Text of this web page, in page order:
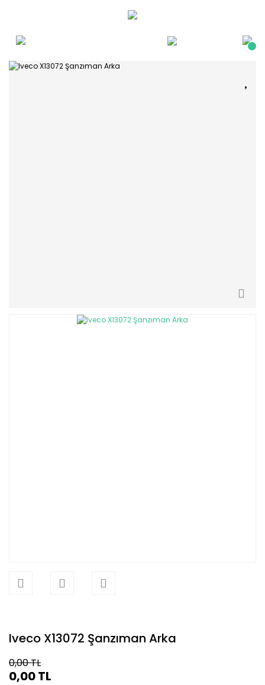
Iveco X13072 Şanzıman Arka
0,00 TL
0,00 TL